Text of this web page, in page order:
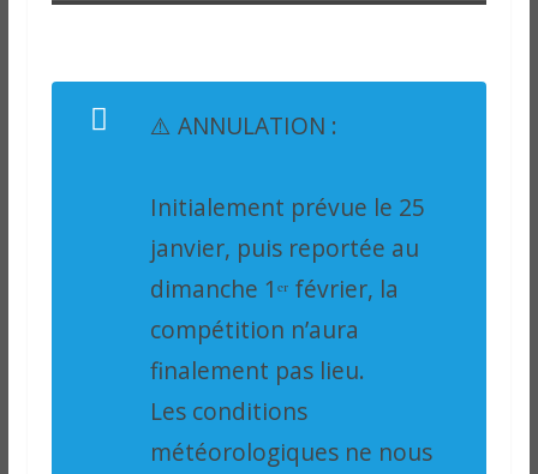
⚠️ ANNULATION :
Initialement prévue le 25
janvier, puis reportée au
dimanche 1ᵉʳ février, la
compétition n’aura
finalement pas lieu.
Les conditions
météorologiques ne nous